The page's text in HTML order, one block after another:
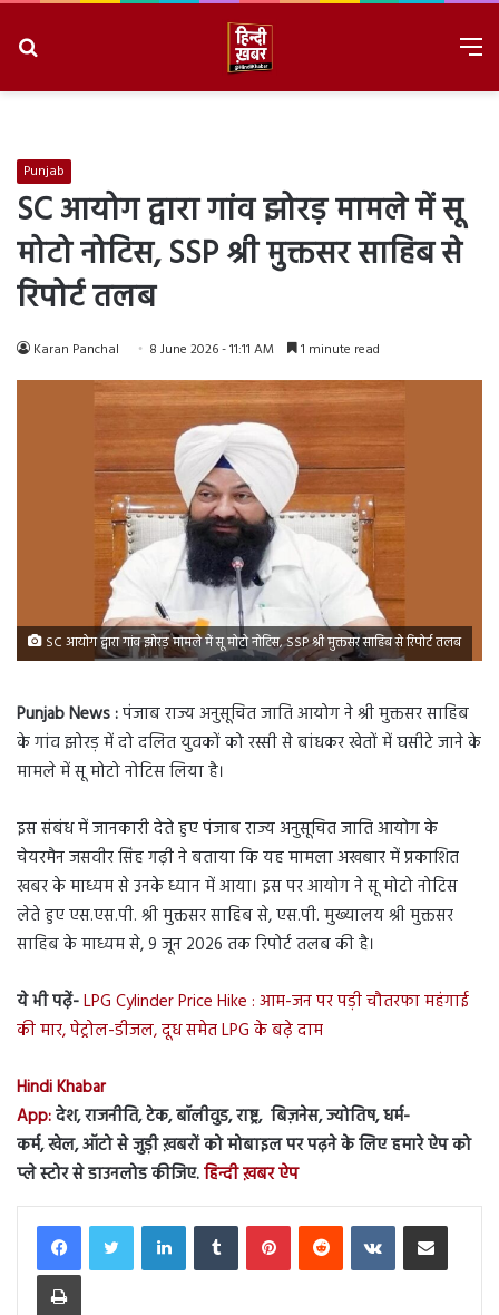
Punjab
SC आयोग द्वारा गांव झोरड़ मामले में सू
मोटो नोटिस, SSP श्री मुक्तसर साहिब से
रिपोर्ट तलब
Karan Panchal 8 June 2026 - 11:11 AM 1 minute read
SC आयोग द्वारा गांव झोरड़ मामले में सू मोटो नोटिस, SSP श्री मुक्तसर साहिब से रिपोर्ट तलब
Punjab News :पंजाब राज्य अनुसूचित जाति आयोग ने श्री मुक्तसर साहिब
के गांव झोरड़ में दो दलित युवकों को रस्सी से बांधकर खेतों में घसीटे जाने के
मामले में सू मोटो नोटिस लिया है।
इस संबंध में जानकारी देते हुए पंजाब राज्य अनुसूचित जाति आयोग के
चेयरमैन जसवीर सिंह गढ़ी ने बताया कि यह मामला अखबार में प्रकाशित
खबर के माध्यम से उनके ध्यान में आया। इस पर आयोग ने सू मोटो नोटिस
लेते हुए एस.एस.पी. श्री मुक्तसर साहिब से, एस.पी. मुख्यालय श्री मुक्तसर
साहिब के माध्यम से, 9 जून 2026 तक रिपोर्ट तलब की है।
ये भी पढ़ें-LPG Cylinder Price Hike : आम-जन पर पड़ी चौतरफा महंगाई
की मार, पेट्रोल-डीजल, दूध समेत LPG के बढ़े दाम
Hindi Khabar
App:देश, राजनीति, टेक, बॉलीवुड, राष्ट्र, बिज़नेस, ज्योतिष, धर्म-
कर्म, खेल, ऑटो से जुड़ी ख़बरों को मोबाइल पर पढ़ने के लिए हमारे ऐप को
प्ले स्टोर से डाउनलोड कीजिए.हिन्दी ख़बर ऐप
LinkedInTumblr PinterestReddit VKontakteShare via Email
Print